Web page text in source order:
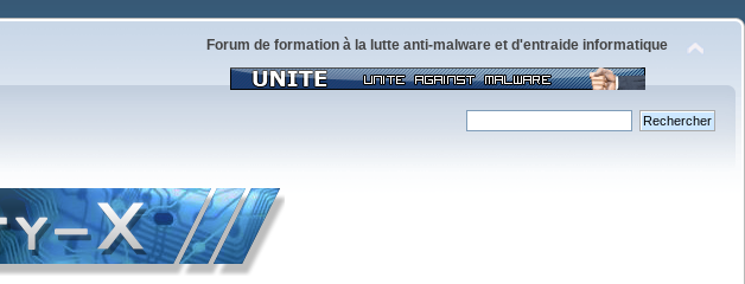
Forum de formation à la lutte anti-malware et d'entraide informatique